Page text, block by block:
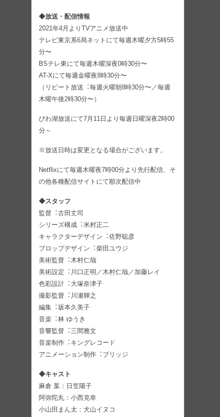
◆放送・配信情報
2021年4⽉よりTVアニメ放送中
テレビ東京系6局ネットにて毎週⽊曜⼣⽅5時55
分〜
BSテレ東にて毎週⽊曜深夜0時30分〜
AT-Xにて毎週⾦曜夜8時30分〜
（リピート放送︓毎週⽕曜朝8時30分〜／毎週
⽊曜午後2時30分〜）
びわ湖放送にて7月11日より毎週日曜深夜2時00
分～
※放送⽇時は変更となる場合がございます。
Netflixにて毎週⽊曜夜7時00分より先⾏配信、そ
の他各種配信サイトにて順次配信中
◆スタッフ
監督︓古⽥丈司
シリーズ構成︓⽶村正⼆
キャラクターデザイン︓佐野聡彦
プロップデザイン︓柴⽥ユウジ
美術監督︓⽊村仁哉
美術設定︓川⼝正明／木村仁哉／加藤レイ
⾊彩設計︓⼤塚奈津⼦
撮影監督︓川瀬輝之
編集︓坂本久美⼦
⾳楽︓林 ゆうき
⾳響監督︓三間雅⽂
⾳楽制作︓キングレコード
アニメーション制作︓ブリッジ
◆キャスト
麻倉 葉：日笠陽子
阿弥陀丸：小西克幸
小山田まん太：犬山イヌコ